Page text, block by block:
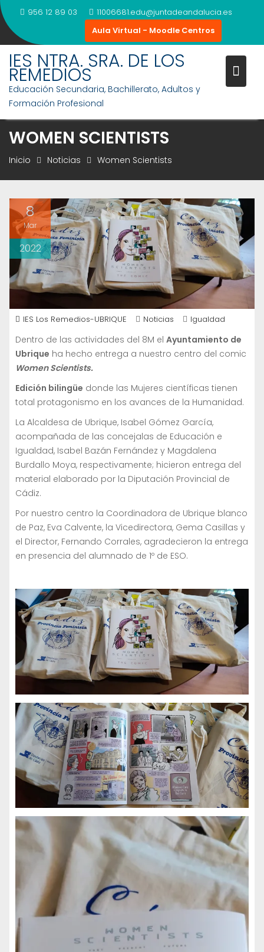
Saltar
al
contenido
956 12 89 03
11006681.edu@juntadeandalucia.es
Aula Virtual - Moodle Centros
IES NTRA. SRA. DE LOS
REMEDIOS
Educación Secundaria, Bachillerato, Adultos y
Formación Profesional
WOMEN SCIENTISTS
Inicio Noticias Women Scientists
8
Mar
2022
IES Los Remedios-UBRIQUE Noticias Igualdad
Dentro de las actividades del 8M el Ayuntamiento de
Ubrique ha hecho entrega a nuestro centro del comic
Women Scientists.
Edición bilingüe donde las Mujeres científicas tienen
total protagonismo en los avances de la Humanidad.
La Alcaldesa de Ubrique, Isabel Gómez García,
acompañada de las concejalas de Educación e
Igualdad, Isabel Bazán Fernández y Magdalena
Burdallo Moya, respectivamente; hicieron entrega del
material elaborado por la Diputación Provincial de
Cádiz.
Por nuestro centro la Coordinadora de Ubrique blanco
de Paz, Eva Calvente, la Vicedirectora, Gema Casillas y
el Director, Fernando Corrales, agradecieron la entrega
en presencia del alumnado de 1º de ESO.